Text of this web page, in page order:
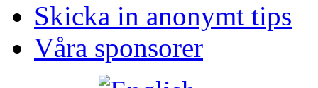
Skicka in anonymt tips
Våra sponsorer